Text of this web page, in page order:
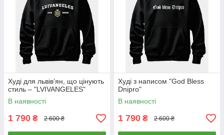
Худі для львів’ян, що цінують
стиль – "LVIVANGELES"
В наявності
1 790 ₴ 2 600 ₴
Худі з написом "God Bless
Dnipro"
В наявності
1 790 ₴ 2 600 ₴